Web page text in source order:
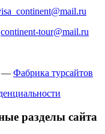
continent-tour@mail.ru
— Фабрика турсайтов
разделы сайта